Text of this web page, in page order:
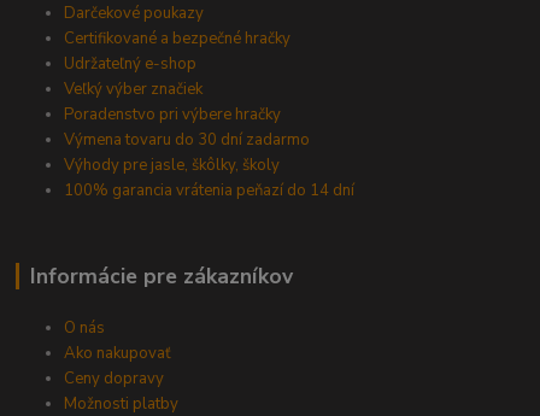
Darčekové poukazy
Certifikované a bezpečné hračky
Udržateľný e-shop
Veľký výber značiek
Poradenstvo pri výbere hračky
Výmena tovaru do 30 dní zadarmo
Výhody pre jasle, škôlky, školy
100% garancia vrátenia peňazí do 14 dní
Informácie pre zákazníkov
O nás
Ako nakupovať
Ceny dopravy
Možnosti platby